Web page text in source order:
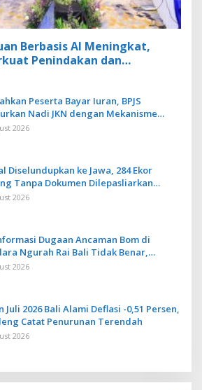
Berbasis AI Meningkat,
Penindakan dan
Anti Penipuan
Peserta Bayar Iuran, BPJS
Nadi JKN dengan Mekanisme
2026
Diselundupkan ke Jawa, 284 Ekor
Tanpa Dokumen Dilepasliarkan
Ancaman Penyakit
2026
Dugaan Ancaman Bom di
Ngurah Rai Bali Tidak Benar,
Penerbangan Lancar
2026
2026 Bali Alami Deflasi -0,51 Persen,
Catat Penurunan Terendah
2026